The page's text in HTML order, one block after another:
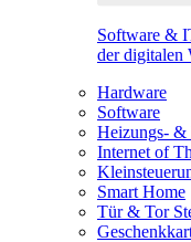
Software &
der digitalen
Hardware
Software
Heizungs- &
Internet of
Smart Home
Tür & Tor